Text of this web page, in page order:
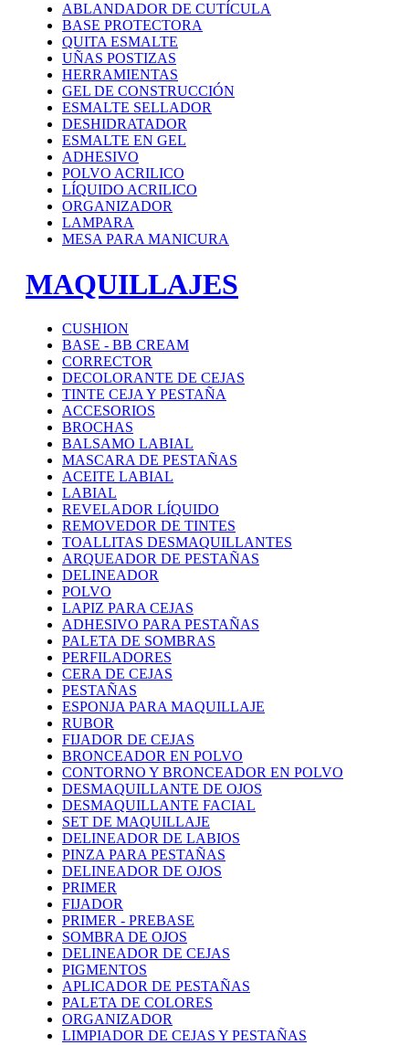
ABLANDADOR DE CUTÍCULA
BASE PROTECTORA
QUITA ESMALTE
UÑAS POSTIZAS
HERRAMIENTAS
GEL DE CONSTRUCCIÓN
ESMALTE SELLADOR
DESHIDRATADOR
ESMALTE EN GEL
ADHESIVO
POLVO ACRILICO
LÍQUIDO ACRILICO
ORGANIZADOR
LAMPARA
MESA PARA MANICURA
MAQUILLAJES
CUSHION
BASE - BB CREAM
CORRECTOR
DECOLORANTE DE CEJAS
TINTE CEJA Y PESTAÑA
ACCESORIOS
BROCHAS
BALSAMO LABIAL
MASCARA DE PESTAÑAS
ACEITE LABIAL
LABIAL
REVELADOR LÍQUIDO
REMOVEDOR DE TINTES
TOALLITAS DESMAQUILLANTES
ARQUEADOR DE PESTAÑAS
DELINEADOR
POLVO
LAPIZ PARA CEJAS
ADHESIVO PARA PESTAÑAS
PALETA DE SOMBRAS
PERFILADORES
CERA DE CEJAS
PESTAÑAS
ESPONJA PARA MAQUILLAJE
RUBOR
FIJADOR DE CEJAS
BRONCEADOR EN POLVO
CONTORNO Y BRONCEADOR EN POLVO
DESMAQUILLANTE DE OJOS
DESMAQUILLANTE FACIAL
SET DE MAQUILLAJE
DELINEADOR DE LABIOS
PINZA PARA PESTAÑAS
DELINEADOR DE OJOS
PRIMER
FIJADOR
PRIMER - PREBASE
SOMBRA DE OJOS
DELINEADOR DE CEJAS
PIGMENTOS
APLICADOR DE PESTAÑAS
PALETA DE COLORES
ORGANIZADOR
LIMPIADOR DE CEJAS Y PESTAÑAS